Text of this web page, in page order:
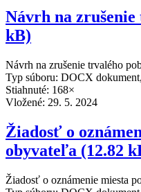
Návrh na
kB)
Návrh na zrušenie trvalého
Typ súboru: DOCX
Stiahnuté: 168×
Vložené: 29. 5. 2024
Žiadosť o
obyvateľa (12.82
Žiadosť o oznámenie miesta